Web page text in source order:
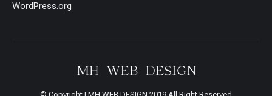
WordPress.org